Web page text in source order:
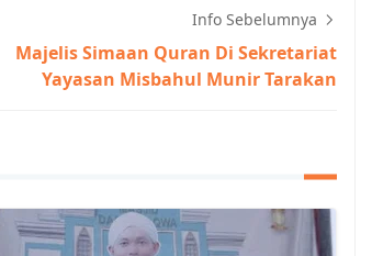
Info Sebelumnya
Majelis Simaan Quran Di Sekretariat
Yayasan Misbahul Munir Tarakan